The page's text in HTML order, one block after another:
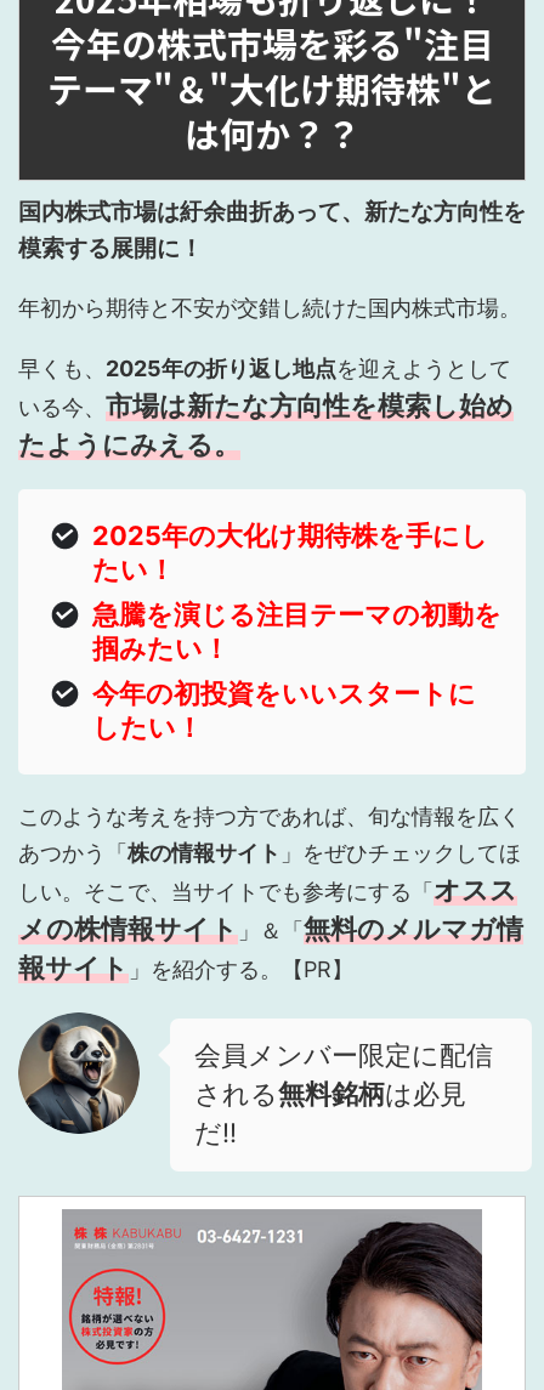
今年の株式市場を彩る"注目
テーマ"＆"大化け期待株"と
は何か？？
国内株式市場は紆余曲折あって、新たな方向性を
模索する展開に！
年初から期待と不安が交錯し続けた国内株式市場。
早くも、 2025年の折り返し地点を迎えようとして
いる今、 市場は新たな方向性を模索し始め
たようにみえる。
2025年の大化け期待株を手にし
たい！
急騰を演じる注目テーマの初動を
掴みたい！
今年の初投資をいいスタートに
したい！
このような考えを持つ方であれば、旬な情報を広く
あつかう「 株の情報サイト 」をぜひチェックしてほ
しい。そこで、当サイトでも参考にする「 オスス
メの株情報サイト 」＆「 無料のメルマガ情
報サイト 」を紹介する。【PR】
会員メンバー限定に配信
される無料銘柄は必見
だ!!